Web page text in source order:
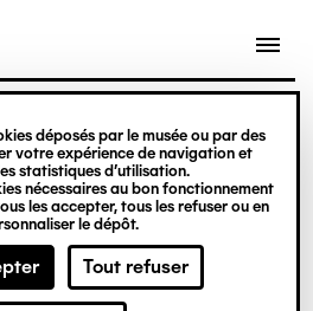
déposés par le musée ou par des
votre expérience de navigation et
statistiques d’utilisation.
nécessaires au bon fonctionnement
les accepter, tous les refuser ou en
le dépôt.
Tout refuser